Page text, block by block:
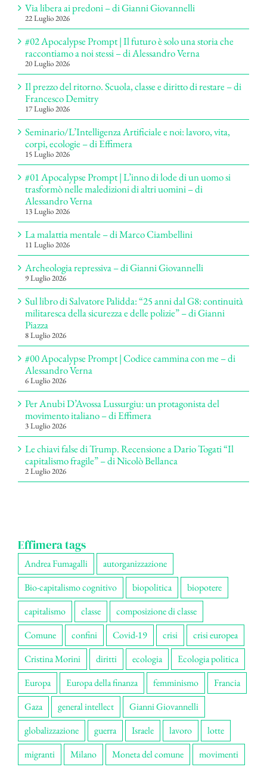
Via libera ai predoni – di Gianni Giovannelli
22 Luglio 2026
#02 Apocalypse Prompt | Il futuro è solo una storia che
raccontiamo a noi stessi – di Alessandro Verna
20 Luglio 2026
Il prezzo del ritorno. Scuola, classe e diritto di restare – di
Francesco Demitry
17 Luglio 2026
Seminario/L’Intelligenza Artificiale e noi: lavoro, vita,
corpi, ecologie – di Effimera
15 Luglio 2026
#01 Apocalypse Prompt | L’inno di lode di un uomo si
trasformò nelle maledizioni di altri uomini – di
Alessandro Verna
13 Luglio 2026
La malattia mentale – di Marco Ciambellini
11 Luglio 2026
Archeologia repressiva – di Gianni Giovannelli
9 Luglio 2026
Sul libro di Salvatore Palidda: “25 anni dal G8: continuità
militaresca della sicurezza e delle polizie” – di Gianni
Piazza
8 Luglio 2026
#00 Apocalypse Prompt | Codice cammina con me – di
Alessandro Verna
6 Luglio 2026
Per Anubi D’Avossa Lussurgiu: un protagonista del
movimento italiano – di Effimera
3 Luglio 2026
Le chiavi false di Trump. Recensione a Dario Togati “Il
capitalismo fragile” – di Nicolò Bellanca
2 Luglio 2026
Effimera tags
Andrea Fumagalli
autorganizzazione
Bio-capitalismo cognitivo
biopolitica
biopotere
capitalismo
classe
composizione di classe
Comune
confini Covid-19 crisi
crisi europea
Cristina Morini
diritti ecologia
Ecologia politica
Europa
Europa della finanza femminismo
Francia
Gaza
general intellect
Gianni Giovannelli
globalizzazione
guerra Israele lavoro
lotte
migranti
Milano Moneta del comune movimenti